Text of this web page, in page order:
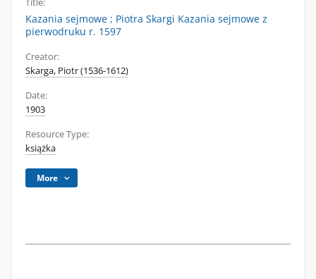
Title:
Kazania sejmowe ; Piotra Skargi Kazania sejmowe z
pierwodruku r. 1597
Creator:
Skarga, Piotr (1536-1612)
Date:
1903
Resource Type:
książka
More